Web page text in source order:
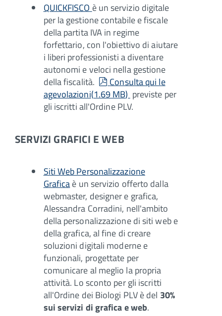
QUICKFISCO è un servizio digitale
per la gestione contabile e fiscale
della partita IVA in regime
forfettario, con l'obiettivo di aiutare
i liberi professionisti a diventare
autonomi e veloci nella gestione
della fiscalità.
pdf
Consulta qui le
agevolazioni(1.69 MB) previste per
gli iscritti all'Ordine PLV.
SERVIZI GRAFICI E WEB
Siti Web Personalizzazione
Graficaè un servizio offerto dalla
webmaster, designer e grafica,
Alessandra Corradini, nell'ambito
della personalizzazione di siti web e
della grafica, al fine di creare
soluzioni digitali moderne e
funzionali, progettate per
comunicare al meglio la propria
attività. Lo sconto per gli iscritti
all'Ordine dei Biologi PLV è del 30%
sui servizi di grafica e web.